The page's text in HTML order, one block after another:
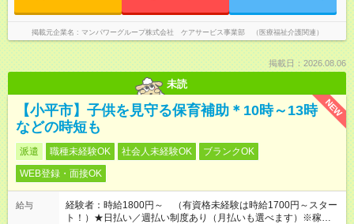
掲載元企業名 マンパワーグループ株式会社 ケアサービス事業部 （医療福祉介護関連）
掲載日：2026.08.06
未読
NEW
【小平市】子供を見守る保育補助＊10時～13時
などの時短も
派遣 職種未経験OK 社会人未経験OK
ブランクOK
WEB登録・面接OK
給与
経験者：時給1800円～ （有資格未経験は時給1700円～スター
ト！）★日払い／週払い制度あり（月払いも選べます）※稼働開